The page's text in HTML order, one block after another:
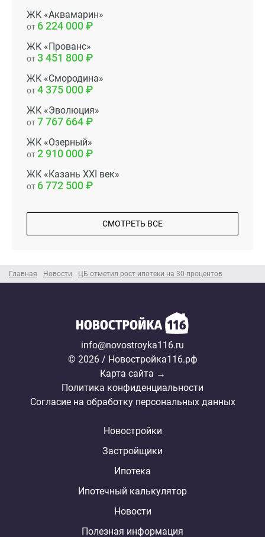
Главная Новости ЦБ отметил рост ипотеки на 30 процентов
ЖК «Аквамарин»
от 6 224 000
ЖК «Прованс»
от3 451 800
ЖК «Смородина»
от4 375 000
ЖК «Эволюция»
от7 767 664
ЖК «Озерный»
от2 910 000
ЖК «Казань XXI век»
от 6 772 500
СМОТРЕТЬ ВСЕ
info@novostroyka116.ru
© 2026 / Новостройка116.рф
Карта сайта →
Политика конфиденциальности
Согласие на обработку персональных данных
Новостройки
Застройщики
Ипотека
Ипотечный калькулятор
Новости
Полезная информация